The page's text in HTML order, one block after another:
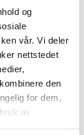
og
vår. Vi deler
nettstedet
den
for dem,
av